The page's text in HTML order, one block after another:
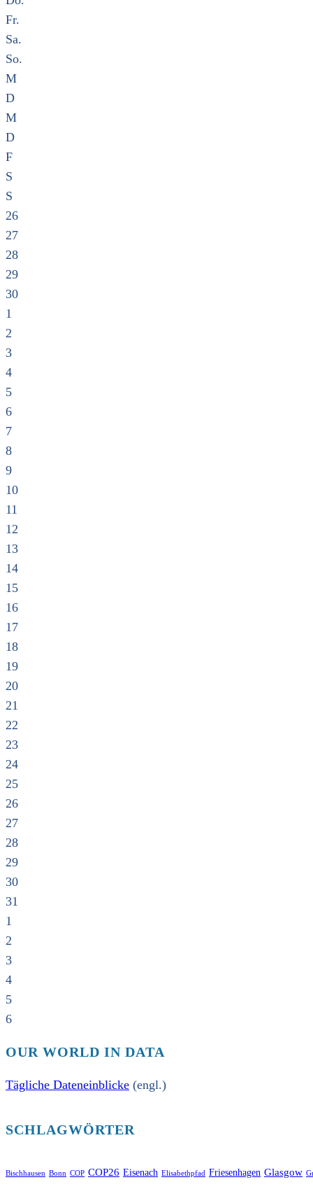
Fr.
Sa.
So.
M
D
M
D
F
S
S
26
27
28
29
30
1
2
3
4
5
6
7
8
9
10
11
12
13
14
15
16
17
18
19
20
21
22
23
24
25
26
27
28
29
30
31
1
2
3
4
5
6
OUR WORLD IN DATA
Tägliche Dateneinblicke (engl.)
SCHLAGWÖRTER
Bischhausen Bonn COP COP26 Eisenach Elisabethpfad Friesenhagen Glasgow